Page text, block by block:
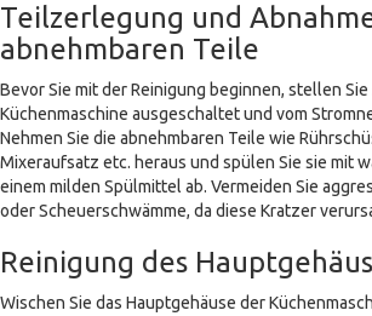
Teilzerlegung und
abnehmbaren Teile
Bevor Sie mit der Reinigung beginnen, stellen Sie
Küchenmaschine ausgeschaltet und vom
Nehmen Sie die abnehmbaren Teile wie
Mixeraufsatz etc. heraus und spülen Sie sie mit
einem milden Spülmittel ab. Vermeiden Sie
oder Scheuerschwämme, da diese Kratzer
Reinigung des
Wischen Sie das Hauptgehäuse der